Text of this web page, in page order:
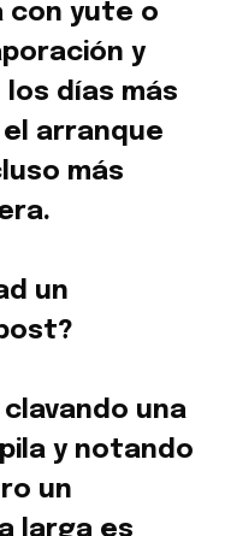
con yute o
y
días más
arranque
más
un
una
y notando
un
larga es